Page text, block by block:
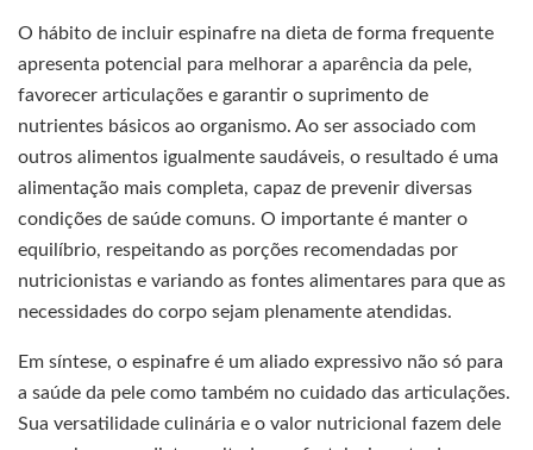
O hábito de incluir espinafre na dieta de forma frequente
apresenta potencial para melhorar a aparência da pele,
favorecer articulações e garantir o suprimento de
nutrientes básicos ao organismo. Ao ser associado com
outros alimentos igualmente saudáveis, o resultado é uma
alimentação mais completa, capaz de prevenir diversas
condições de saúde comuns. O importante é manter o
equilíbrio, respeitando as porções recomendadas por
nutricionistas e variando as fontes alimentares para que as
necessidades do corpo sejam plenamente atendidas.
Em síntese, o espinafre é um aliado expressivo não só para
a saúde da pele como também no cuidado das articulações.
Sua versatilidade culinária e o valor nutricional fazem dele